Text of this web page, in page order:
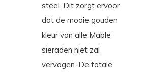
steel. Dit zorgt ervoor
dat de mooie gouden
kleur van alle Mable
sieraden niet zal
vervagen. De totale